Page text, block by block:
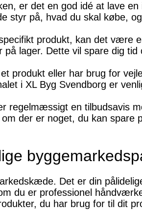
er det en god idé at lave
styr på, hvad du skal købe,
produkt, kan det være
på lager. Dette vil spare dig
produkt eller har brug for
i XL Byg Svendborg er
regelmæssigt en tilbudsavis
der er noget, du kan spare
Det er din
du er professionel
du har brug for til dit